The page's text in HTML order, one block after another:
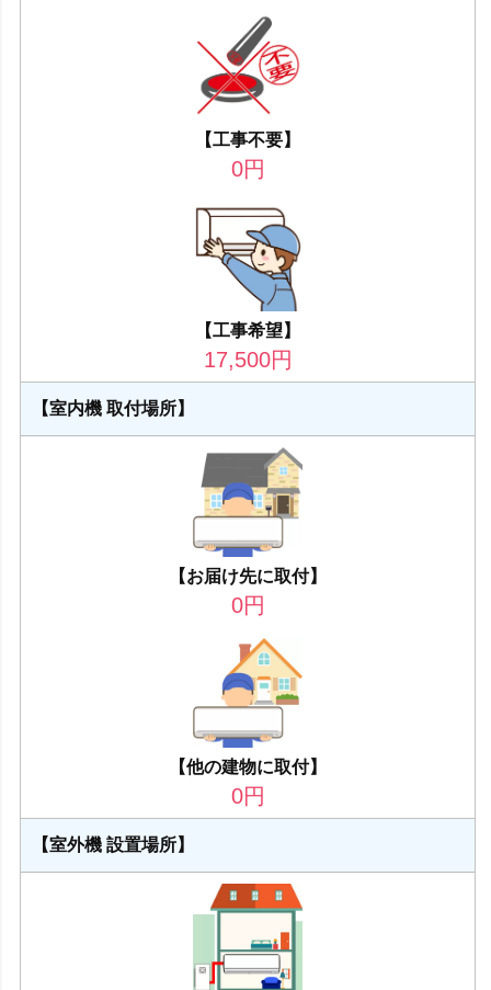
【工事不要】
0円
【工事希望】
17,500円
【室内機 取付場所】
【お届け先に取付】
0円
【他の建物に取付】
0円
【室外機 設置場所】